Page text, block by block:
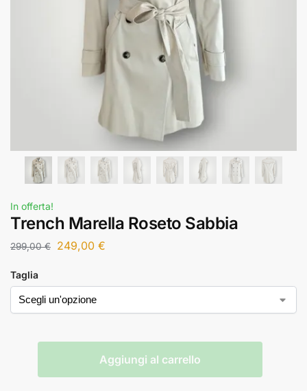
In offerta!
Trench Marella Roseto Sabbia
299,00€ 249,00 €
Taglia
Aggiungi al carrello